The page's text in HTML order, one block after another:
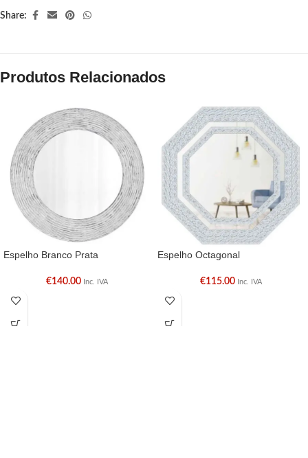
Share:
Produtos Relacionados
Espelho Branco Prata
€140.00 Inc. IVA
Espelho Octagonal
€115.00 Inc. IVA